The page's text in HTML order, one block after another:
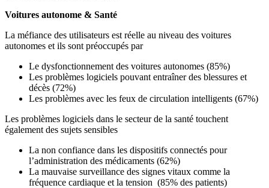
Voitures autonome & Santé
La méfiance des utilisateurs est réelle au niveau des voitures
autonomes et ils sont préoccupés par
Le dysfonctionnement des voitures autonomes (85%)
Les problèmes logiciels pouvant entraîner des blessures et
décès (72%)
Les problèmes avec les feux de circulation intelligents (67%)
Les problèmes logiciels dans le secteur de la santé touchent
également des sujets sensibles
La non confiance dans les dispositifs connectés pour
l’administration des médicaments (62%)
La mauvaise surveillance des signes vitaux comme la
fréquence cardiaque et la tension (85% des patients)